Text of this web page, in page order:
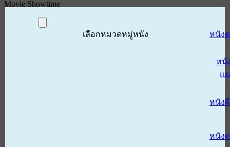
Movie Showtime
เลือกหมวดหมู่หนัง หนัง
หนั
แ
หนังผี
หนัง